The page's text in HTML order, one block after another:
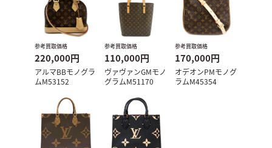
参考買取価格
220,000円
アルマBBモノグラ
ムM53152
参考買取価格
110,000円
ヴァヴァンGMモノ
グラムM51170
参考買取価格
170,000円
オデオンPMモノグ
ラムM45354